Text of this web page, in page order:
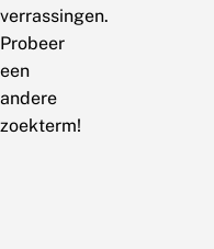
verrassingen.
Probeer
een
andere
zoekterm!